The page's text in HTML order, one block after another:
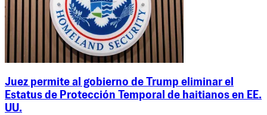
Juez permite al gobierno de Trump eliminar el
Estatus de Protección Temporal de haitianos en EE.
UU.